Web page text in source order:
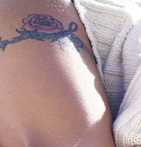
Лондон
Лос-Анджелес
Москва
Париж